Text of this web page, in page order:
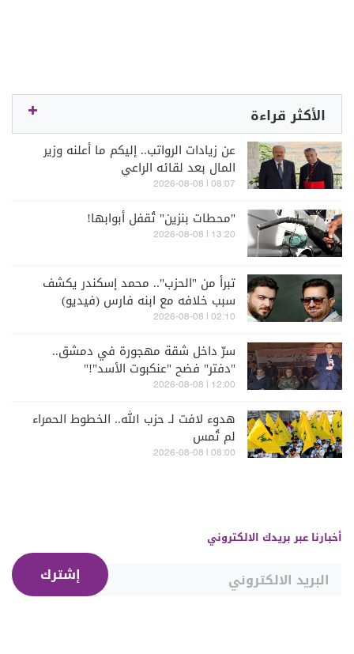
الأكثر قراءة
عن زيادات الرواتب.. إليكم ما أعلنه وزير
المال بعد لقائه الراعي
08:07 | 2026-08-08
"محطات بنزين" تُقفل أبوابها!
13:20 | 2026-08-08
تبرأ من "الحزب".. محمد إسكندر يكشف
سبب خلافه مع ابنه فارس (فيديو)
02:10 | 2026-08-08
سرّ داخل شقة مهجورة في دمشق..
"دفتر" فضح "عنكبوت الأسد"!"
12:00 | 2026-08-08
هدوء لافت لـ حزب الله.. الخطوط الحمراء
لم تُمس
08:00 | 2026-08-08
أخبارنا عبر بريدك الالكتروني
إشترك